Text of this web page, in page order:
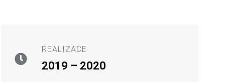
REALIZACE
2019 – 2020